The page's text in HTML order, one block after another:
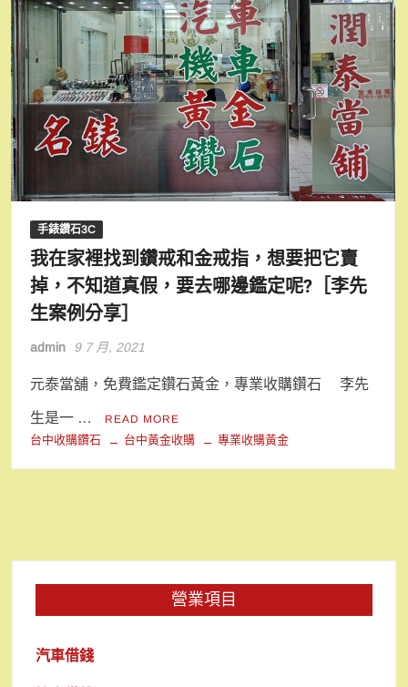
手錶鑽石3C
我在家裡找到鑽戒和金戒指，想要把它賣
掉，不知道真假，要去哪邊鑑定呢?［李先
生案例分享］
admin 9 7 月, 2021
元泰當舖，免費鑑定鑽石黃金，專業收購鑽石 李先
生是一 … READ MORE
台中收購鑽石 台中黃金收購 專業收購黃金
營業項目
汽車借錢